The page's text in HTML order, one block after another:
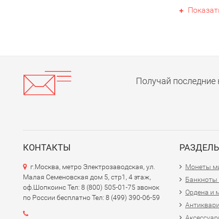
2. $5-
###
Дизайны
Если вас
их
Получай последние
КОНТАКТЫ
г.Москва, метро Электрозаводская, ул.
Малая Семеновская дом 5, стр1, 4 этаж,
оф.Шопкоинс Тел: 8 (800) 505-01-75 звонок
по России бесплатно Тел: 8 (499) 390-06-59
Монеты
Банкноты
Ордена и